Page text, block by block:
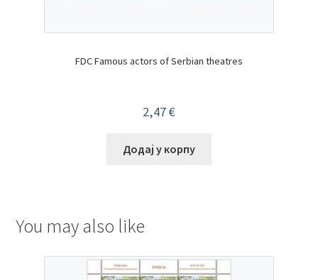
FDC Famous actors of Serbian theatres
2,47€
Додај у корпу
You may also like